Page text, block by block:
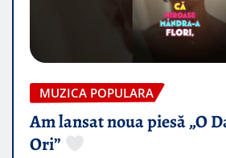
MUZICA POPULARA
Am lansat noua piesă „O
Ori”